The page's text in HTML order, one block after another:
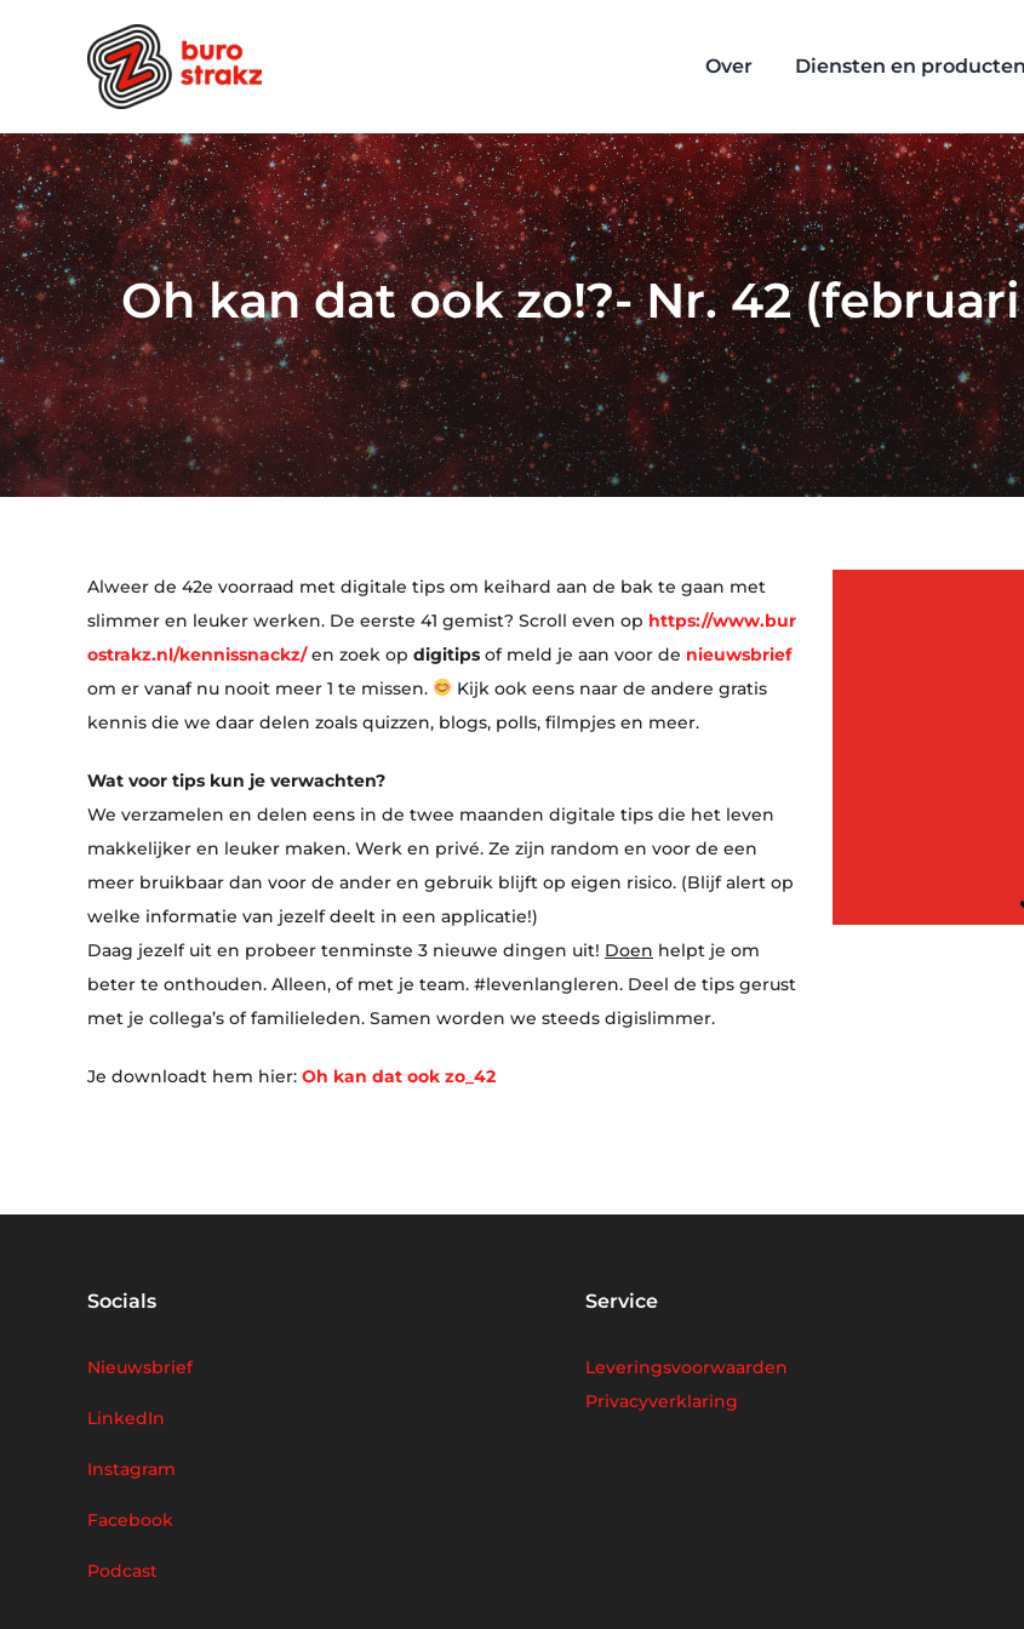
Over Diensten en producten
Oh kan dat ook zo!?- Nr. 42
Alweer de 42e voorraad met digitale tips om keihard aan de bak te gaan met
slimmer en leuker werken. De eerste 41 gemist? Scroll even op https://www.bur
ostrakz.nl/kennissnackz/en zoek op digitipsof meld je aan voor de nieuwsbrief
om er vanaf nu nooit meer 1 te missen.
Kijk ook eens naar de andere gratis
kennis die we daar delen zoals quizzen, blogs, polls, filmpjes en meer.
Wat voor tips kun je verwachten?
We verzamelen en delen eens in de twee maanden digitale tips die het leven
makkelijker en leuker maken. Werk en privé. Ze zijn random en voor de een
meer bruikbaar dan voor de ander en gebruik blijft op eigen risico. (Blijf alert op
welke informatie van jezelf deelt in een applicatie!)
Daag jezelf uit en probeer tenminste 3 nieuwe dingen uit! Doen helpt je om
beter te onthouden. Alleen, of met je team. #levenlangleren. Deel de tips gerust
met je collega’s of familieleden. Samen worden we steeds digislimmer.
Je downloadt hem hier: Oh kan dat ook zo_42
Socials
Nieuwsbrief
LinkedIn
Instagram
Facebook
Podcast
Service
Leveringsvoorwaarden
Privacyverklaring